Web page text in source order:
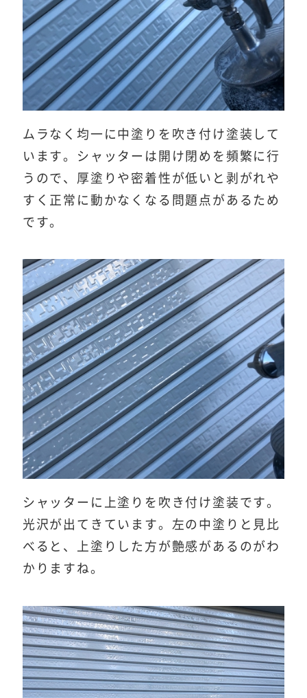
ムラなく均一に中塗りを吹き付け塗装して
います。シャッターは開け閉めを頻繁に行
うので、厚塗りや密着性が低いと剥がれや
すく正常に動かなくなる問題点があるため
です。
シャッターに上塗りを吹き付け塗装です。
光沢が出てきています。左の中塗りと見比
べると、上塗りした方が艶感があるのがわ
かりますね。